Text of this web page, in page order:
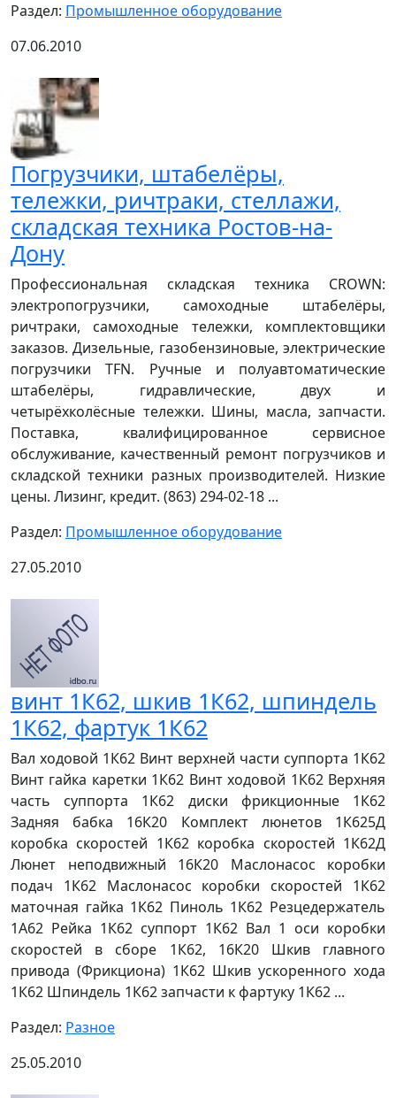
Раздел: Промышленное оборудование
07.06.2010
Погрузчики, штабелёры,
тележки, ричтраки, стеллажи,
складская техника Ростов-на-
Дону
Профессиональная складская техника CROWN:
электропогрузчики, самоходные штабелёры,
ричтраки, самоходные тележки, комплектовщики
заказов. Дизельные, газобензиновые, электрические
погрузчики TFN. Ручные и полуавтоматические
штабелёры, гидравлические, двух и
четырёхколёсные тележки. Шины, масла, запчасти.
Поставка, квалифицированное сервисное
обслуживание, качественный ремонт погрузчиков и
складской техники разных производителей. Низкие
цены. Лизинг, кредит. (863) 294-02-18 ...
Раздел: Промышленное оборудование
27.05.2010
винт 1К62, шкив 1К62, шпиндель
1К62, фартук 1К62
Вал ходовой 1К62 Винт верхней части суппорта 1К62
Винт гайка каретки 1К62 Винт ходовой 1К62 Верхняя
часть суппорта 1К62 диски фрикционные 1К62
Задняя бабка 16К20 Комплект люнетов 1К625Д
коробка скоростей 1К62 коробка скоростей 1К62Д
Люнет неподвижный 16К20 Маслонасос коробки
подач 1К62 Маслонасос коробки скоростей 1К62
маточная гайка 1К62 Пиноль 1К62 Резцедержатель
1А62 Рейка 1К62 суппорт 1К62 Вал 1 оси коробки
скоростей в сборе 1К62, 16К20 Шкив главного
привода (Фрикциона) 1К62 Шкив ускоренного хода
1К62 Шпиндель 1К62 запчасти к фартуку 1К62 ...
Раздел: Разное
25.05.2010